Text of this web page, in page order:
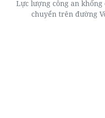
Lực lượng công an
chuyển trên đường